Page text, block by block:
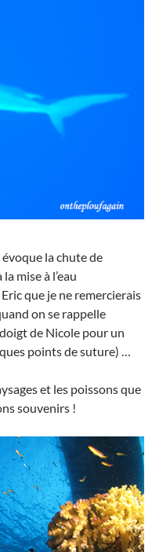
la chute de
mise à l’eau
que je ne remercierais
on se rappelle
de Nicole pour un
points de suture) …
et les poissons que
souvenirs !